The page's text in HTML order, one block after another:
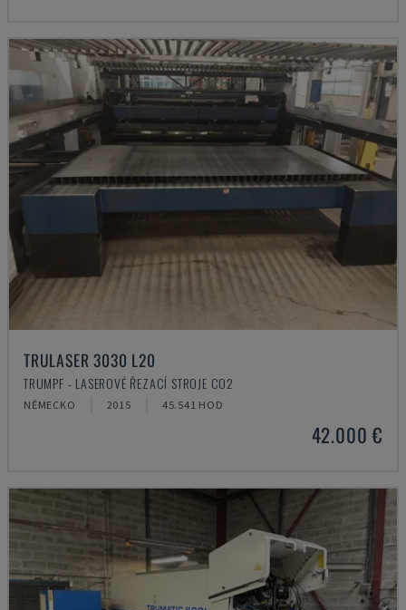
TRULASER 3030 L20
TRUMPF - LASEROVÉ ŘEZACÍ STROJE CO2
NĚMECKO 2015 45.541 HOD
42.000 €